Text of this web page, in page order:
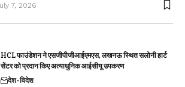
7, 2026
HCL फाउंडेशन ने एसजीपीजीआईएमएस, लखनऊ स्थित सलोनी हार्ट
सेंटर को प्रदान किए अत्याधुनिक आईसीयू उपकरण
देश-विदेश